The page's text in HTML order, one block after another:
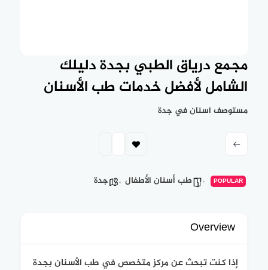
مجمع درياق الطبي بجدة دليلك
الشامل لأفضل خدمات طب الأسنان
مستوصف اسنان في جدة
POPULAR طب أسنان الأطفال جدة
Overview
إذا كنت تبحث عن مركز متخصص في طب الأسنان بجدة